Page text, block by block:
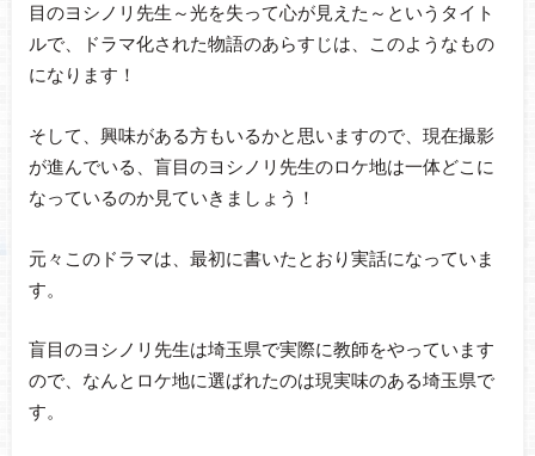
目のヨシノリ先生～光を失って心が見えた～というタイト
ルで、ドラマ化された物語のあらすじは、このようなもの
になります！
そして、興味がある方もいるかと思いますので、現在撮影
が進んでいる、盲目のヨシノリ先生のロケ地は一体どこに
なっているのか見ていきましょう！
元々このドラマは、最初に書いたとおり実話になっていま
す。
盲目のヨシノリ先生は埼玉県で実際に教師をやっています
ので、なんとロケ地に選ばれたのは現実味のある埼玉県で
す。